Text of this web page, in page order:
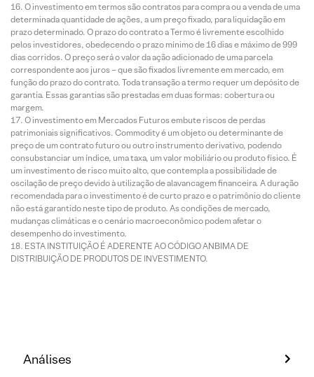
O investimento em termos são contratos para compra ou a venda de uma
determinada quantidade de ações, a um preço fixado, para liquidação em
prazo determinado. O prazo do contrato a Termo é livremente escolhido
pelos investidores, obedecendo o prazo mínimo de 16 dias e máximo de 999
dias corridos. O preço será o valor da ação adicionado de uma parcela
correspondente aos juros – que são fixados livremente em mercado, em
função do prazo do contrato. Toda transação a termo requer um depósito de
garantia. Essas garantias são prestadas em duas formas: cobertura ou
margem.
O investimento em Mercados Futuros embute riscos de perdas
patrimoniais significativos. Commodity é um objeto ou determinante de
preço de um contrato futuro ou outro instrumento derivativo, podendo
consubstanciar um índice, uma taxa, um valor mobiliário ou produto físico. É
um investimento de risco muito alto, que contempla a possibilidade de
oscilação de preço devido à utilização de alavancagem financeira. A duração
recomendada para o investimento é de curto prazo e o patrimônio do cliente
não está garantido neste tipo de produto. As condições de mercado,
mudanças climáticas e o cenário macroeconômico podem afetar o
desempenho do investimento.
ESTA INSTITUIÇÃO É ADERENTE AO CÓDIGO ANBIMA DE
DISTRIBUIÇÃO DE PRODUTOS DE INVESTIMENTO.
Análises